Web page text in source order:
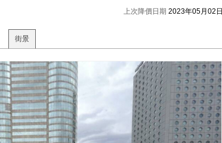
上次降價日期 2023年05月02日
街景